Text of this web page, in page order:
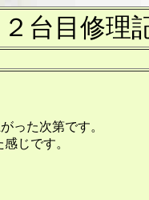
台目修理
った次第です。
じです。